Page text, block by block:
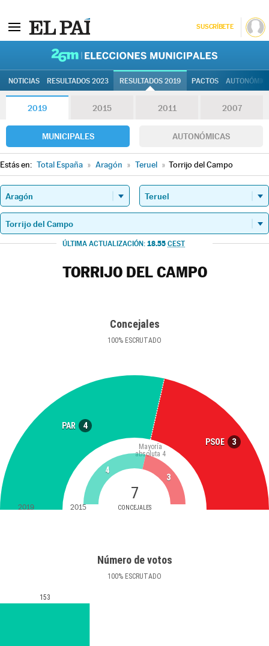
SUSCRÍBETE
NOTICIAS RESULTADOS 2023 RESULTADOS 2019 PACTOS
2019 2015 2011 2007
MUNICIPALES AUTONÓMICAS
Estás en: Total España » Aragón » Teruel » Torrijo del Campo
ÚLTIMA ACTUALIZACIÓN: 18.55 CEST
TORRIJO DEL CAMPO
Concejales
100% ESCRUTADO
PAR 4
PSOE 3
7
CONCEJALES
Mayoría
absoluta 4
4
3
2019 2015
Número de votos
100% ESCRUTADO
153